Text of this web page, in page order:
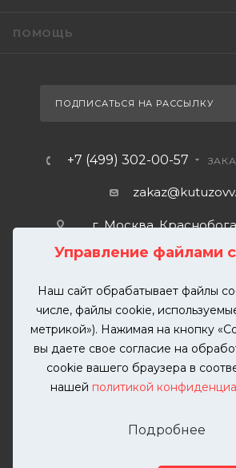
Управление файлами
Наш сайт обрабатывает файлы
числе, файлы cookie,
метрикой»). Нажимая на кнопку
вы даете свое согласие на
cookie вашего браузера в
нашей политикой
Подробнее
ПОМОЩЬ
ПОДПИСАТЬСЯ НА РАССЫЛКУ
+7 (499) 302-00-57
г. Москва,
2026 © KUTUZOVV | Кузовной
автомобилей. Вся информация на
разрешения запрещена. Все